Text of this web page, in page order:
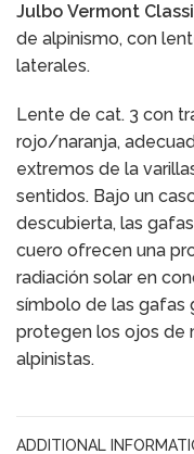
Julbo Vermont
de alpinismo, con
laterales.
Lente de cat. 3 con
rojo/naranja,
extremos de la
sentidos. Bajo un
descubierta, las
cuero ofrecen una
radiación solar en
símbolo de las gafas
protegen los ojos de
alpinistas.
ADDITIONAL